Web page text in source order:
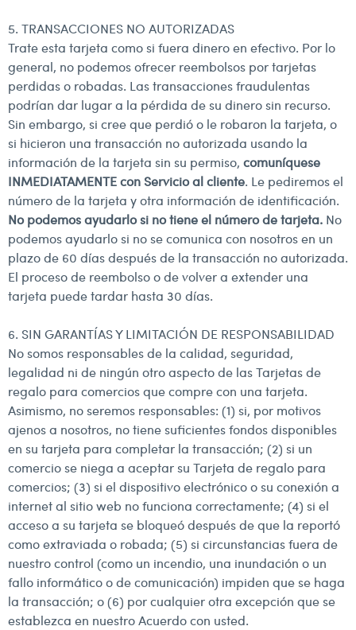
5. TRANSACCIONES NO AUTORIZADAS
Trate esta tarjeta como si fuera dinero en efectivo. Por lo
general, no podemos ofrecer reembolsos por tarjetas
perdidas o robadas. Las transacciones fraudulentas
podrían dar lugar a la pérdida de su dinero sin recurso.
Sin embargo, si cree que perdió o le robaron la tarjeta, o
si hicieron una transacción no autorizada usando la
información de la tarjeta sin su permiso, comuníquese
INMEDIATAMENTE con Servicio al cliente. Le pediremos el
número de la tarjeta y otra información de identificación.
No podemos ayudarlo si no tiene el número de tarjeta. No
podemos ayudarlo si no se comunica con nosotros en un
plazo de 60 días después de la transacción no autorizada.
El proceso de reembolso o de volver a extender una
tarjeta puede tardar hasta 30 días.
6. SIN GARANTÍAS Y LIMITACIÓN DE RESPONSABILIDAD
No somos responsables de la calidad, seguridad,
legalidad ni de ningún otro aspecto de las Tarjetas de
regalo para comercios que compre con una tarjeta.
Asimismo, no seremos responsables: (1) si, por motivos
ajenos a nosotros, no tiene suficientes fondos disponibles
en su tarjeta para completar la transacción; (2) si un
comercio se niega a aceptar su Tarjeta de regalo para
comercios; (3) si el dispositivo electrónico o su conexión a
internet al sitio web no funciona correctamente; (4) si el
acceso a su tarjeta se bloqueó después de que la reportó
como extraviada o robada; (5) si circunstancias fuera de
nuestro control (como un incendio, una inundación o un
fallo informático o de comunicación) impiden que se haga
la transacción; o (6) por cualquier otra excepción que se
establezca en nuestro Acuerdo con usted.